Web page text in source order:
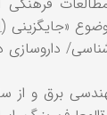
موضوع
داروسازی